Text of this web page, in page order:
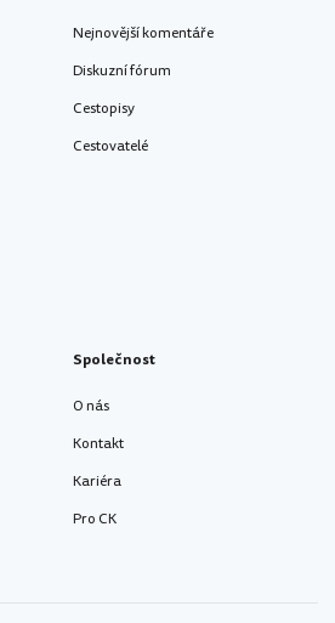
Nejnovější komentáře
Diskuzní fórum
Cestopisy
Cestovatelé
Společnost
O nás
Kontakt
Kariéra
Pro CK